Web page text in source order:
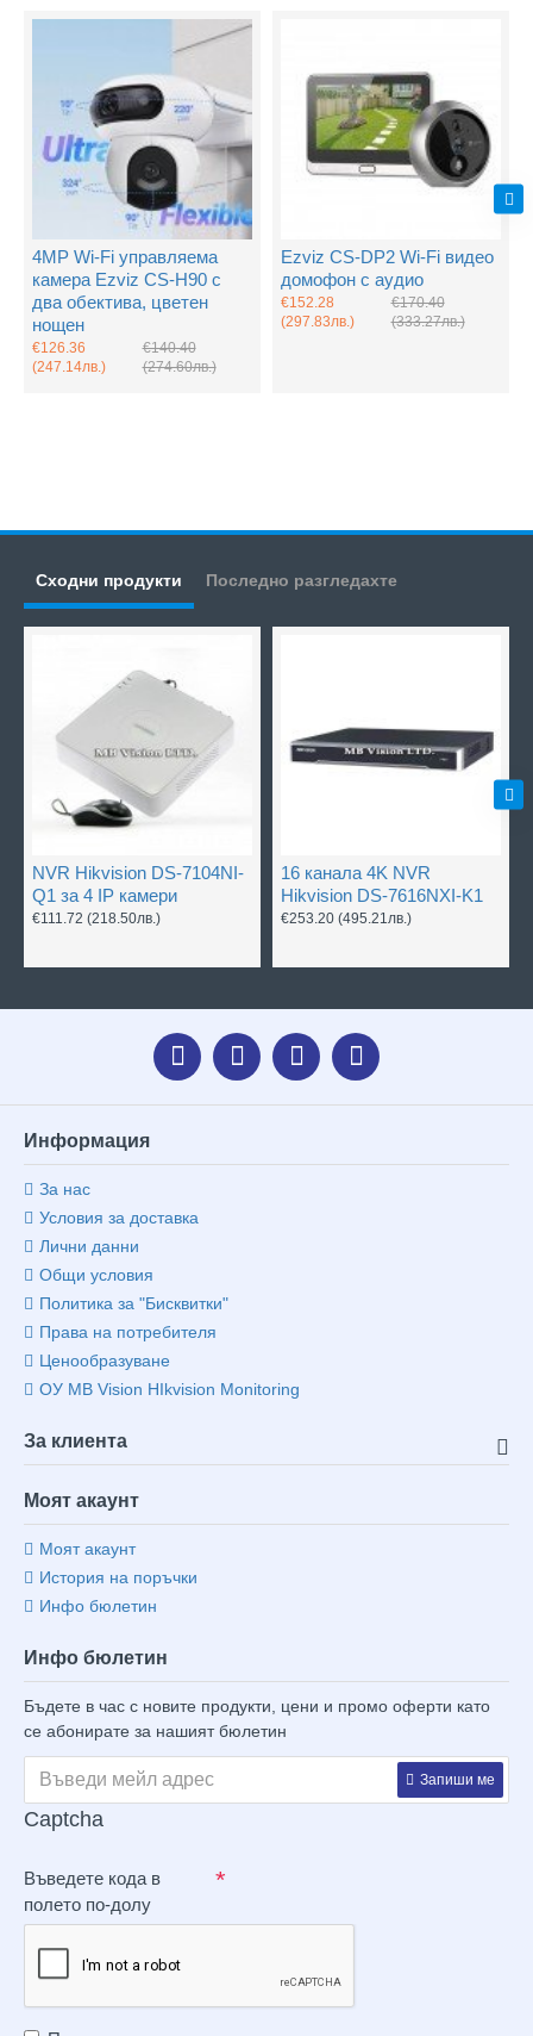
4MP Wi-Fi управляема
камера Ezviz CS-H90 с
два обектива, цветен
нощен
€126.36
(247.14лв.)
€140.40
(274.60лв.)
Ezviz CS-DP2 Wi-Fi видео
домофон с аудио
€152.28
(297.83лв.)
€170.40
(333.27лв.)
Сходни продукти Последно разгледахте
NVR Hikvision DS-7104NI-
Q1 за 4 IP камери
€111.72 (218.50лв.)
16 канала 4K NVR
Hikvision DS-7616NXI-K1
€253.20 (495.21лв.)
Информация
За нас
Условия за доставка
Лични данни
Общи условия
Политика за "Бисквитки"
Права на потребителя
Ценообразуване
ОУ MB Vision HIkvision Monitoring
За клиента
Моят акаунт
Моят акаунт
История на поръчки
Инфо бюлетин
Инфо бюлетин
Бъдете в час с новите продукти, цени и промо оферти като
се абонирате за нашият бюлетин
Запиши ме
Captcha
Въведете кода в
полето по-долу